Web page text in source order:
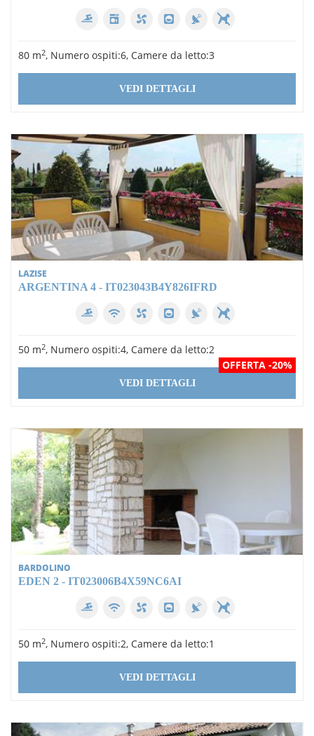
80 m2, Numero ospiti:6, Camere da letto:3
VEDI DETTAGLI
LAZISE
ARGENTINA 4 - IT023043B4Y826IFRD
50 m2, Numero ospiti:4, Camere da letto:2
OFFERTA -20%
VEDI DETTAGLI
BARDOLINO
EDEN 2 - IT023006B4X59NC6AI
50 m2, Numero ospiti:2, Camere da letto:1
VEDI DETTAGLI